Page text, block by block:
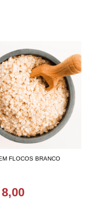
FLOCOS BRANCO